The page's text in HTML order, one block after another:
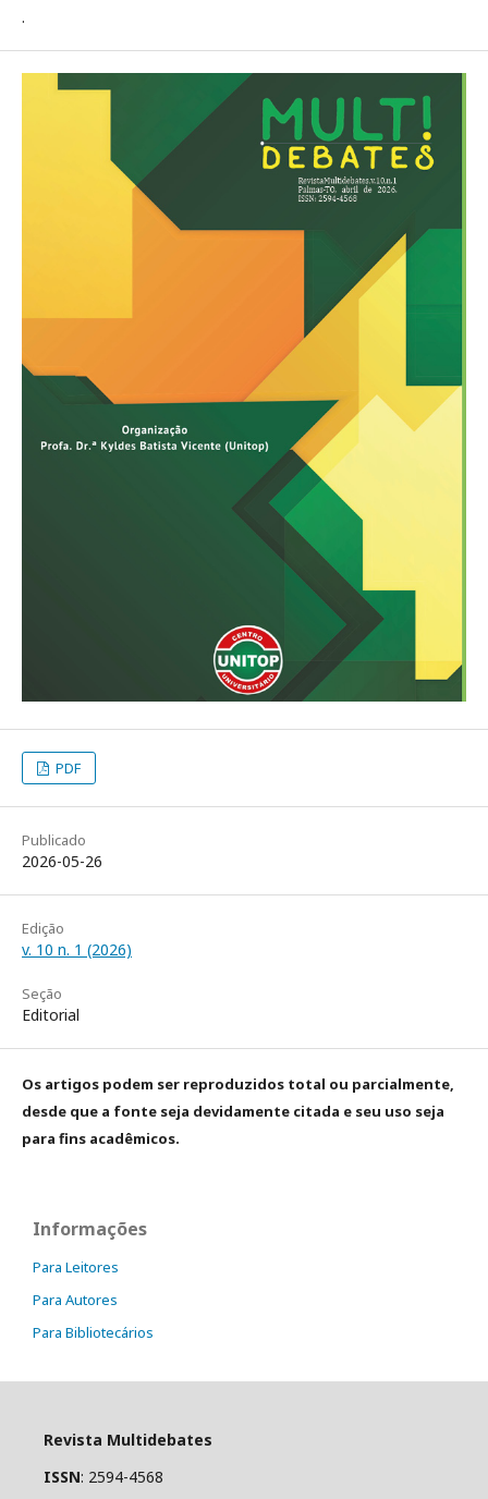
.
PDF
Publicado
2026-05-26
Edição
v. 10 n. 1 (2026)
Seção
Editorial
Os artigos podem ser reproduzidos total ou parcialmente,
desde que a fonte seja devidamente citada e seu uso seja
para fins acadêmicos.
Informações
Para Leitores
Para Autores
Para Bibliotecários
Revista Multidebates
ISSN: 2594-4568